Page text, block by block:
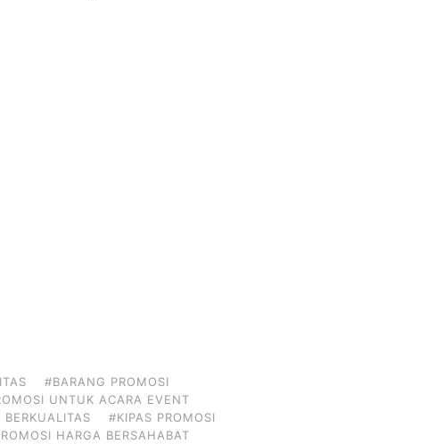
#BARANG PROMOSI
UNTUK ACARA EVENT
#KIPAS PROMOSI
HARGA BERSAHABAT